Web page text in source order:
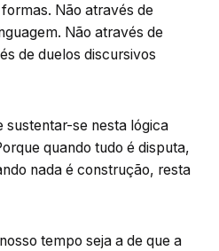
Não através de
Não através de
de duelos discursivos
sustentar-se nesta lógica
quando tudo é disputa,
nada é construção, resta
tempo seja a de que a